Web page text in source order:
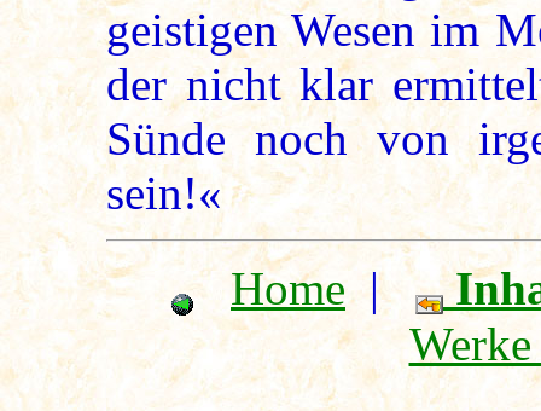
geistigen Wesen im
der nicht klar
Sünde noch von
sein!«
Home|